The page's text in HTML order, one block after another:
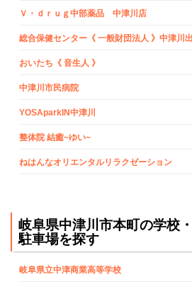
Ｖ・ｄｒｕｇ中部薬品 中津川店
総合保健センター《 一般財団法人 》中津川
おいたち《 音生人 》
中津川市民病院
YOSAparkIN中津川
整体院 結癒~ゆい~
ねはんなオリエンタルリラクゼーション
岐阜県中津川市本町の学校
駐車場を探す
岐阜県立中津商業高等学校